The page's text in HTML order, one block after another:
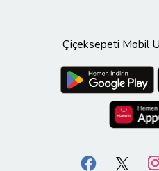
Çiçeksepeti Mobil